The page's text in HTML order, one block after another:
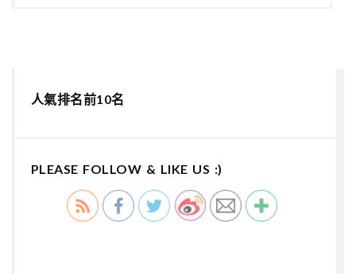
人氣排名前10名
PLEASE FOLLOW & LIKE US :)